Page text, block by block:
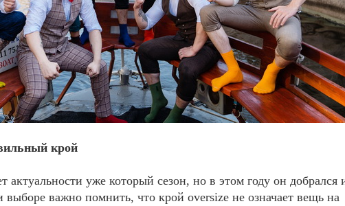
крой
актуальности уже который сезон, но в этом году он добрался
важно помнить, что крой oversize не означает вещь на